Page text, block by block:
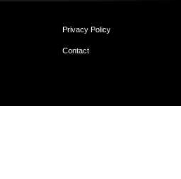
Privacy Policy
Contact